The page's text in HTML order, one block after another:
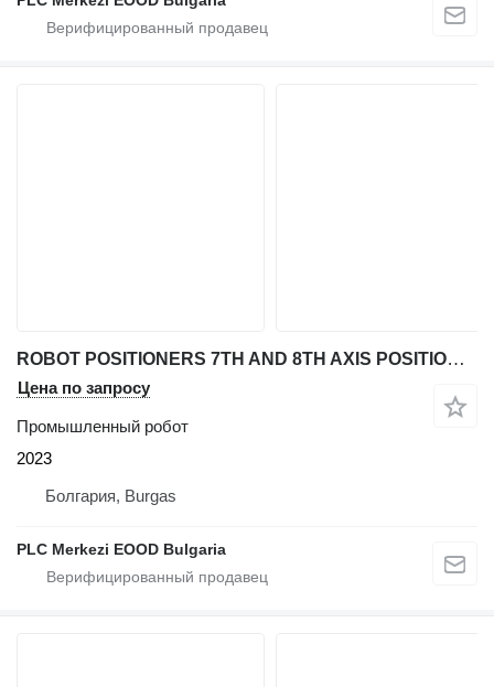
ROBOT POSITIONERS 7TH AND 8TH AXIS POSITIONER (CUSTOM)
Цена по запросу
Промышленный робот
2023
Болгария, Burgas
PLC Merkezi EOOD Bulgaria